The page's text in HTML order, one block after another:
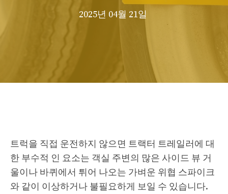
2025년 04월 21일
트럭을 직접 운전하지 않으면 트랙터 트레일러에 대
한 부수적 인 요소는 객실 주변의 많은 사이드 뷰 거
울이나 바퀴에서 튀어 나오는 가벼운 위협 스파이크
와 같이 이상하거나 불필요하게 보일 수 있습니다.